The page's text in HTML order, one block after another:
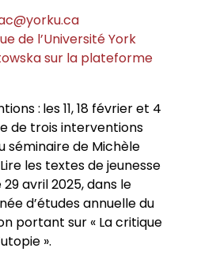
de l’Université York
sur la plateforme
: les 11, 18 février et 4
de trois interventions
séminaire de Michèle
les textes de jeunesse
29 avril 2025, dans le
d’études annuelle du
portant sur « La critique
».